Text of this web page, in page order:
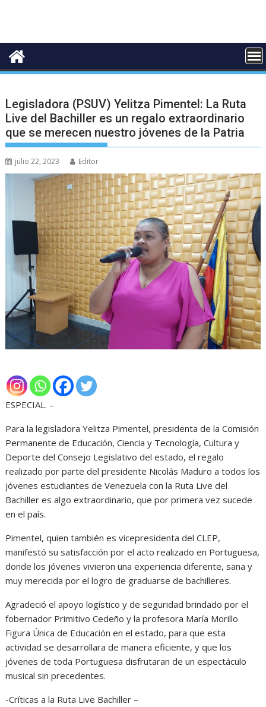
Legisladora (PSUV) Yelitza Pimentel: La Ruta
Live del Bachiller es un regalo extraordinario
que se merecen nuestro jóvenes de la Patria
julio 22, 2023 Editor
ESPECIAL. –
Para la legisladora Yelitza Pimentel, presidenta de la Comisión
Permanente de Educación, Ciencia y Tecnología, Cultura y
Deporte del Consejo Legislativo del estado, el regalo
realizado por parte del presidente Nicolás Maduro a todos los
jóvenes estudiantes de Venezuela con la Ruta Live del
Bachiller es algo extraordinario, que por primera vez sucede
en el país.
Pimentel, quien también es vicepresidenta del CLEP,
manifestó su satisfacción por el acto realizado en Portuguesa,
donde los jóvenes vivieron una experiencia diferente, sana y
muy merecida por el logro de graduarse de bachilleres.
Agradeció el apoyo logístico y de seguridad brindado por el
fobernador Primitivo Cedeño y la profesora María Morillo
Figura Única de Educación en el estado, para que esta
actividad se desarrollara de manera eficiente, y que los
jóvenes de toda Portuguesa disfrutaran de un espectáculo
musical sin precedentes.
-Críticas a la Ruta Live Bachiller –